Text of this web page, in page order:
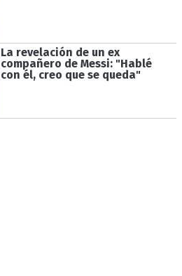
La revelación de un ex
compañero de Messi: "Hablé
con él, creo que se queda"